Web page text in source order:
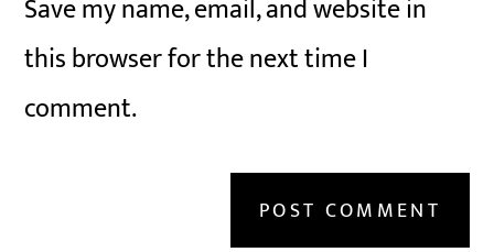
Save my name, email, and website in
this browser for the next time I
comment.